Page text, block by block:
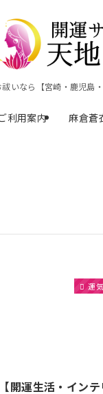
いなら【宮崎・鹿児島
利用案内 麻倉蒼
運
【開運生活・インテ